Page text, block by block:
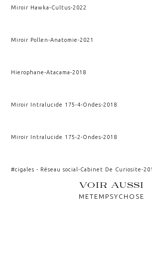
Miroir Hawka-Cultus-2022
Miroir Pollen-Anatomie-2021
Hierophane-Atacama-2018
Miroir Intralucide 175-4-Ondes-2018
Miroir Intralucide 175-2-Ondes-2018
#cigales - Réseau social-Cabinet De Curiosite-
VOIR AUSSI
METEMPSYCHOSE